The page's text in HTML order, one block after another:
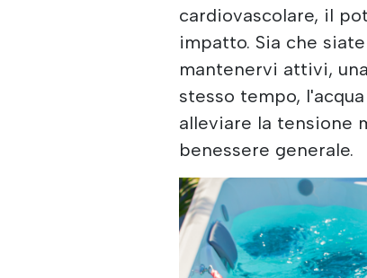
cardiovascolare, il
impatto. Sia che
mantenervi attivi,
stesso tempo,
alleviare la tensione
benessere generale.